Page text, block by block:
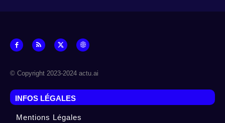
© Copyright 2023-2024 actu.ai
INFOS LÉGALES
Mentions Légales